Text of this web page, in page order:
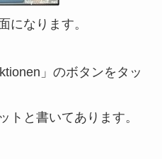
になります。
」のボタンをタッ
トと書いてあります。